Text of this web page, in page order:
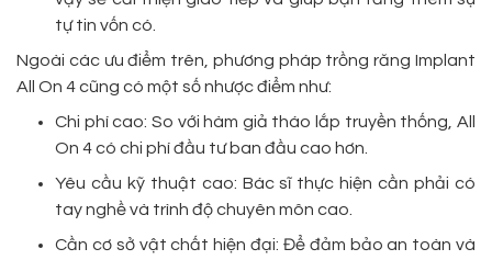
tự tin vốn có.
Ngoài các ưu điểm trên, phương pháp trồng răng Implant
All On 4 cũng có một số nhược điểm như:
Chi phí cao: So với hàm giả tháo lắp truyền thống, All
On 4 có chi phí đầu tư ban đầu cao hơn.
Yêu cầu kỹ thuật cao: Bác sĩ thực hiện cần phải có
tay nghề và trình độ chuyên môn cao.
Cần cơ sở vật chất hiện đại: Để đảm bảo an toàn và